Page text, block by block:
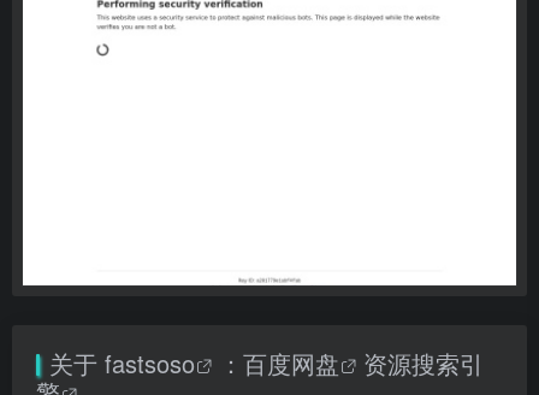
关于 fastsoso ： 百度网盘
资源搜索引